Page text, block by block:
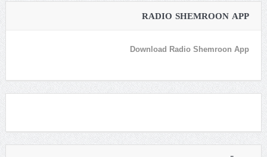
RADIO SHEMROON APP
Download Radio Shemroon App